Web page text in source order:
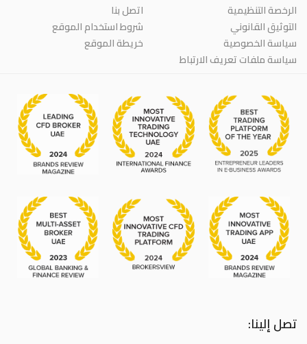
الرخصة التنظيمية
التوثيق القانوني
سياسة الخصوصية
سياسة ملفات تعريف الارتباط
اتصل بنا
شروط استخدام الموقع
خريطة الموقع
تصل إلينا: